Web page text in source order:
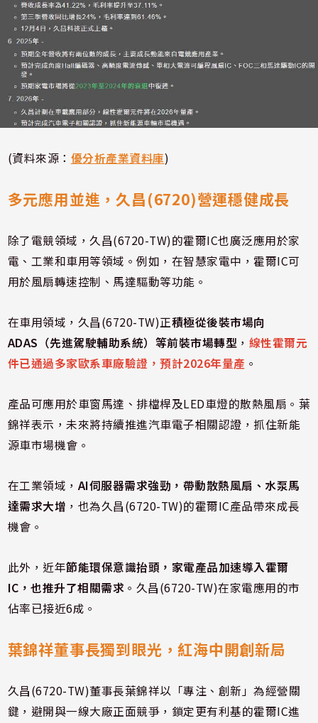
(資料來源： 優分析產業資料庫)
多元應用並進，久昌(6720)營運穩健成長
除了電競領域，久昌(6720-TW)的霍爾IC也廣泛應用於家
電、工業和車用等領域。例如，在智慧家電中，霍爾IC可
用於風扇轉速控制、馬達驅動等功能。
在車用領域，久昌(6720-TW)正積極從後裝市場向
ADAS（先進駕駛輔助系統）等前裝市場轉型 ， 線性霍爾元
件已通過多家歐系車廠驗證，預計2026年量產 。
產品可應用於車窗馬達、排檔桿及LED車燈的散熱風扇。葉
錦祥表示，未來將持續推進汽車電子相關認證，抓住新能
源車市場機會。
在工業領域， AI伺服器需求強勁，帶動散熱風扇、水泵馬
達需求大增 ，也為久昌(6720-TW)的霍爾IC產品帶來成長
機會。
此外，近年節能環保意識抬頭，家電產品加速導入霍爾
IC，也推升了相關需求 。久昌(6720-TW)在家電應用的市
佔率已接近6成。
葉錦祥董事長獨到眼光，紅海中開創新局
久昌(6720-TW)董事長葉錦祥以「專注、創新」為經營關
鍵，避開與一線大廠正面競爭，鎖定更有利基的霍爾IC進